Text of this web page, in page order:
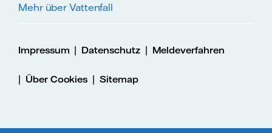
Mehr über Vattenfall
Impressum | Datenschutz| Meldeverfahren
| Über Cookies |Sitemap